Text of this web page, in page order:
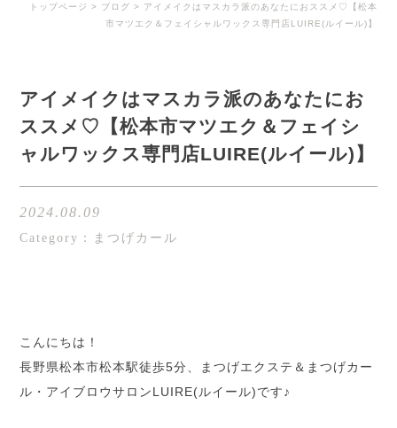
トップページ > ブログ > アイメイクはマスカラ派のあなたにおススメ♡【松本
市マツエク＆フェイシャルワックス専門店LUIRE(ルイール)】
アイメイクはマスカラ派のあなたにお
ススメ♡【松本市マツエク＆フェイシ
ャルワックス専門店LUIRE(ルイール)】
2024.08.09
Category：まつげカール
こんにちは！
長野県松本市松本駅徒歩5分、まつげエクステ＆まつげカー
ル・アイブロウサロンLUIRE(ルイール)です♪